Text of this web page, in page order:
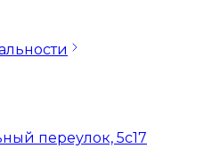
переулок, 5с17